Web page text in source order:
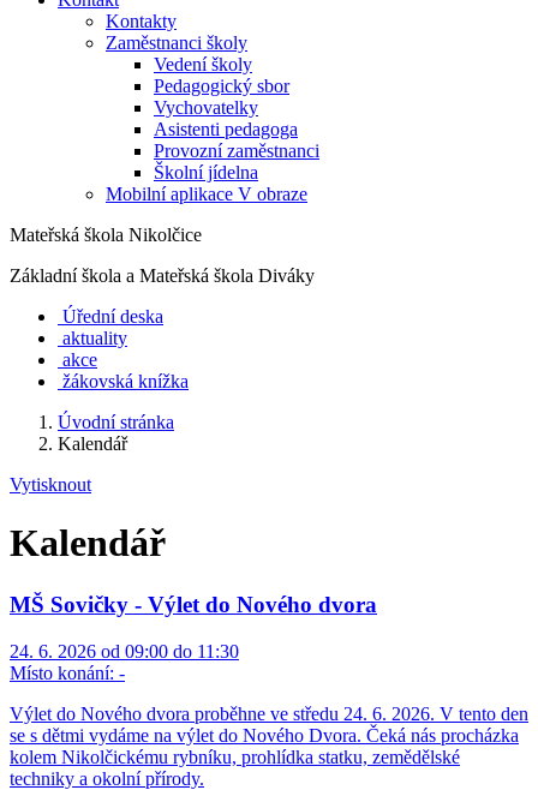
Kontakty
Zaměstnanci školy
Vedení školy
Pedagogický sbor
Vychovatelky
Asistenti pedagoga
Provozní zaměstnanci
Školní jídelna
Mobilní aplikace V obraze
Mateřská škola Nikolčice
Základní škola a Mateřská škola Diváky
Úřední deska
aktuality
akce
žákovská knížka
Úvodní stránka
Kalendář
Vytisknout
Kalendář
MŠ Sovičky - Výlet do Nového dvora
24. 6. 2026 od 09:00 do 11:30
Místo konání: -
Výlet do Nového dvora proběhne ve středu 24. 6. 2026. V tento den
se s dětmi vydáme na výlet do Nového Dvora. Čeká nás procházka
kolem Nikolčickému rybníku, prohlídka statku, zemědělské
techniky a okolní přírody.